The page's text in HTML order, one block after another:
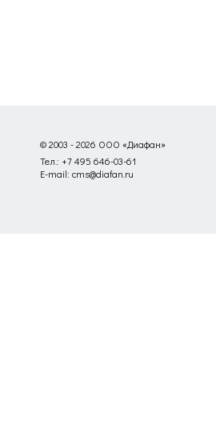
© 2003 - 2026 ООО «Диафан»
Тел.: +7 495 646-03-61
E-mail: cms@diafan.ru